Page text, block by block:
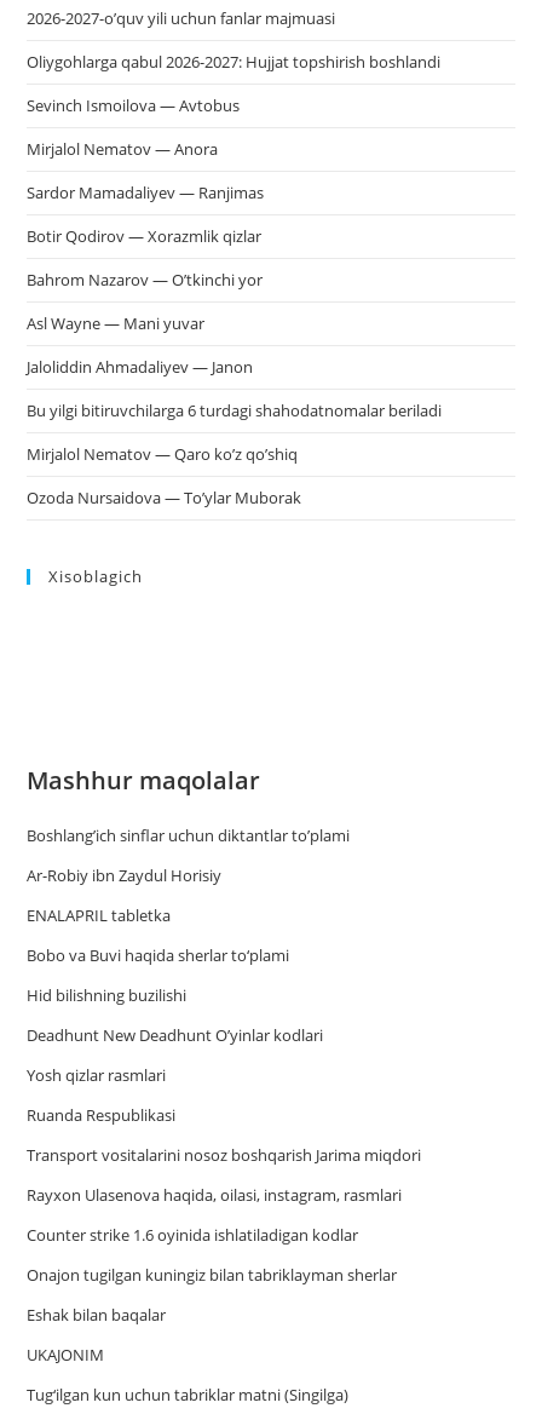
2026-2027-o’quv yili uchun fanlar majmuasi
Oliygohlarga qabul 2026-2027: Hujjat topshirish boshlandi
Sevinch Ismoilova — Avtobus
Mirjalol Nematov — Anora
Sardor Mamadaliyev — Ranjimas
Botir Qodirov — Xorazmlik qizlar
Bahrom Nazarov — O’tkinchi yor
Asl Wayne — Mani yuvar
Jaloliddin Ahmadaliyev — Janon
Bu yilgi bitiruvchilarga 6 turdagi shahodatnomalar beriladi
Mirjalol Nematov — Qaro ko’z qo’shiq
Ozoda Nursaidova — To’ylar Muborak
Xisoblagich
Mashhur maqolalar
Boshlang’ich sinflar uchun diktantlar to’plami
Ar-Robiy ibn Zaydul Horisiy
ENALAPRIL tabletka
Bobo va Buvi haqida sherlar to‘plami
Hid bilishning buzilishi
Deadhunt New Deadhunt O’yinlar kodlari
Yosh qizlar rasmlari
Ruanda Respublikasi
Trаnsport vositаlаrini nosoz boshqаrish Jаrimа miqdori
Rayxon Ulasenova haqida, oilasi, instagram, rasmlari
Counter strike 1.6 oyinida ishlatiladigan kodlar
Onajon tugilgan kuningiz bilan tabriklayman sherlar
Eshak bilan baqalar
UKAJONIM
Tug‘ilgan kun uchun tabriklar matni (Singilga)